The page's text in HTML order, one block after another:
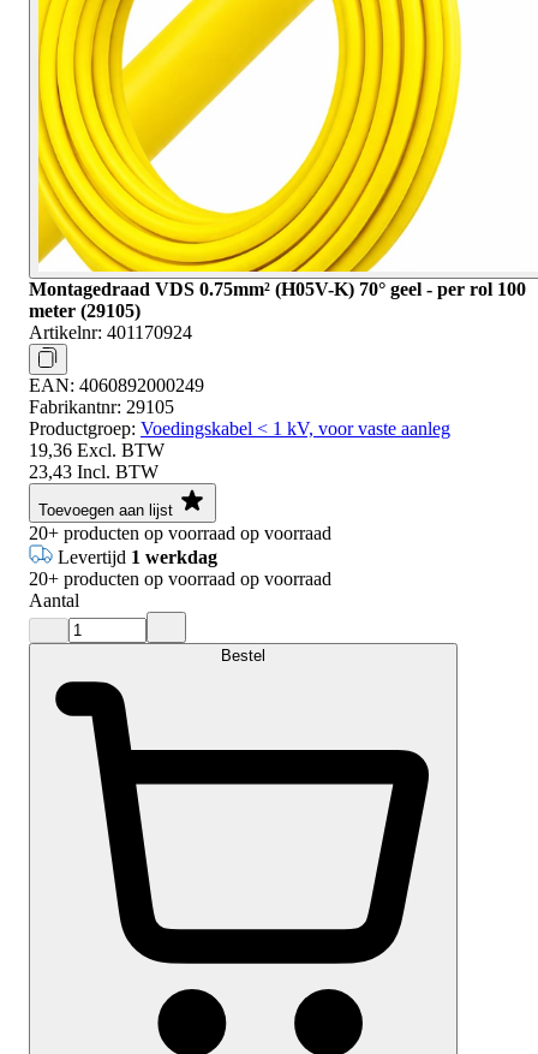
Montagedraad VDS 0.75mm² (H05V-K) 70° geel - per rol 100
meter (29105)
Artikelnr: 401170924
EAN: 4060892000249
Fabrikantnr: 29105
Productgroep: Voedingskabel < 1 kV, voor vaste aanleg
19,36 Excl. BTW
23,43 Incl. BTW
Toevoegen aan lijst
20+ producten op voorraad op voorraad
Levertijd 1 werkdag
20+ producten op voorraad op voorraad
Aantal
Bestel